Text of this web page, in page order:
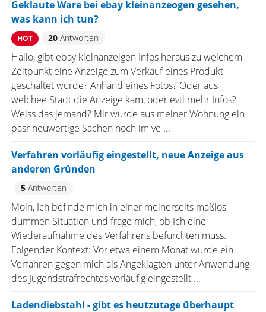
Geklaute Ware bei ebay kleinanzeogen gesehen,
was kann ich tun?
HOT 20Antworten
Hallo, gibt ebay kleinanzeigen Infos heraus zu welchem
Zeitpunkt eine Anzeige zum Verkauf eines Produkt
geschaltet wurde? Anhand eines Fotos? Oder aus
welchee Stadt die Anzeige kam, oder evtl mehr Infos?
Weiss das jemand? Mir wurde aus meiner Wohnung ein
pasr neuwertige Sachen noch im ve ...
Verfahren vorläufig eingestellt, neue Anzeige aus
anderen Gründen
5Antworten
Moin, Ich befinde mich in einer meinerseits maßlos
dummen Situation und frage mich, ob Ich eine
Wiederaufnahme des Verfahrens befürchten muss.
Folgender Kontext: Vor etwa einem Monat wurde ein
Verfahren gegen mich als Angeklagten unter Anwendung
des Jugendstrafrechtes vorläufig eingestellt ...
Ladendiebstahl - gibt es heutzutage überhaupt